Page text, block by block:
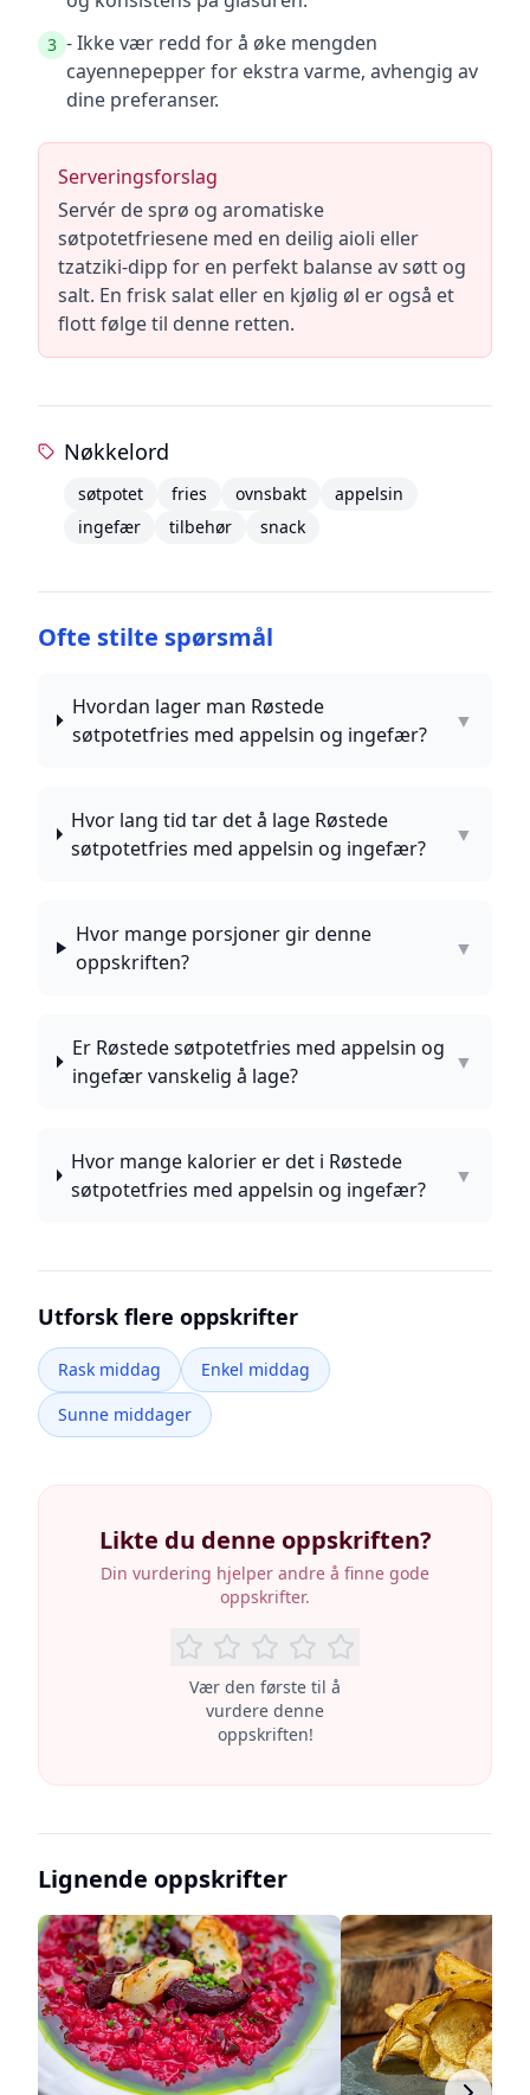
3 - Ikke vær redd for å øke mengden
cayennepepper for ekstra varme, avhengig av
dine preferanser.
Serveringsforslag
Servér de sprø og aromatiske
søtpotetfriesene med en deilig aioli eller
tzatziki-dipp for en perfekt balanse av søtt og
salt. En frisk salat eller en kjølig øl er også et
flott følge til denne retten.
Nøkkelord
søtpotet fries ovnsbakt
appelsin
ingefær
tilbehør snack
Ofte stilte spørsmål
Hvordan lager man Røstede
søtpotetfries med appelsin og ingefær?
▼
Hvor lang tid tar det å lage Røstede
søtpotetfries med appelsin og ingefær?
▼
Hvor mange porsjoner gir denne
oppskriften?
▼
Er Røstede søtpotetfries med appelsin og
ingefær vanskelig å lage?
▼
Hvor mange kalorier er det i Røstede
søtpotetfries med appelsin og ingefær?
▼
Utforsk flere oppskrifter
Rask middag
Enkel middag
Sunne middager
Likte du denne oppskriften?
Din vurdering hjelper andre å finne gode
oppskrifter.
Vær den første til å
vurdere denne
oppskriften!
Lignende oppskrifter